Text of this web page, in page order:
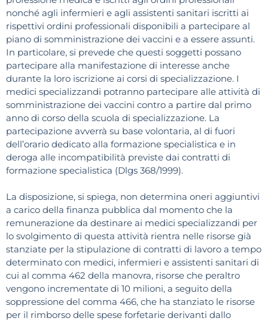
nonché agli infermieri e agli assistenti sanitari iscritti ai
rispettivi ordini professionali disponibili a partecipare al
piano di somministrazione dei vaccini e a essere assunti.
In particolare, si prevede che questi soggetti possano
partecipare alla manifestazione di interesse anche
durante la loro iscrizione ai corsi di specializzazione. I
medici specializzandi potranno partecipare alle attività di
somministrazione dei vaccini contro a partire dal primo
anno di corso della scuola di specializzazione. La
partecipazione avverrà su base volontaria, al di fuori
dell’orario dedicato alla formazione specialistica e in
deroga alle incompatibilità previste dai contratti di
formazione specialistica (Dlgs 368/1999).
La disposizione, si spiega, non determina oneri aggiuntivi
a carico della finanza pubblica dal momento che la
remunerazione da destinare ai medici specializzandi per
lo svolgimento di questa attività rientra nelle risorse già
stanziate per la stipulazione di contratti di lavoro a tempo
determinato con medici, infermieri e assistenti sanitari di
cui al comma 462 della manovra, risorse che peraltro
vengono incrementate di 10 milioni, a seguito della
soppressione del comma 466, che ha stanziato le risorse
per il rimborso delle spese forfetarie derivanti dallo